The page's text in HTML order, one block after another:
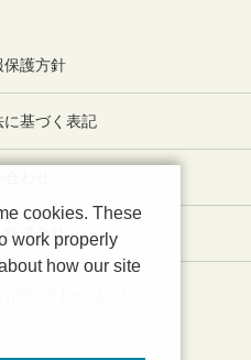
保護方針
基づく表記
株式会社
cookies. These
work properly
how our site